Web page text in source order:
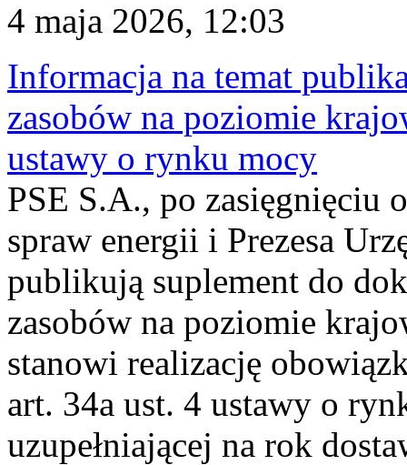
4 maja 2026, 12:03
Informacja na temat
zasobów na poziomie
ustawy o rynku mocy
PSE S.A., po zasięgnięciu
spraw energii i Prezesa
publikują suplement do
zasobów na poziomie
stanowi realizację
art. 34a ust. 4 ustawy o
uzupełniającej na rok